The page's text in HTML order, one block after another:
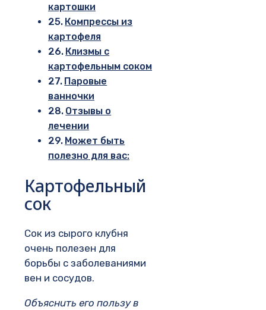
картошки
Компрессы из
картофеля
Клизмы с
картофельным соком
Паровые
ванночки
Отзывы о
лечении
Может быть
полезно для вас:
Картофельный
сок
Сок из сырого клубня
очень полезен для
борьбы с заболеваниями
вен и сосудов.
Объяснить его пользу в